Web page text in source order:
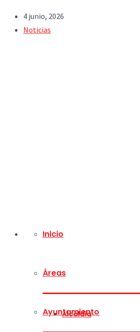
Inicio
Áreas
Alcaldía
Ayuntamiento
4 junio, 2026
Noticias